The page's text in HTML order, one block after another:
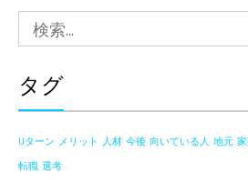
索:
タグ
Uターン メリット 人材 今後 向いている人 地元
転職 選考